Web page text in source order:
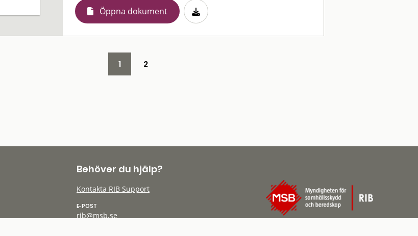
Öppna dokument
1 2
Behöver du hjälp?
Kontakta RIB Support
E-POST
rib@msb.se